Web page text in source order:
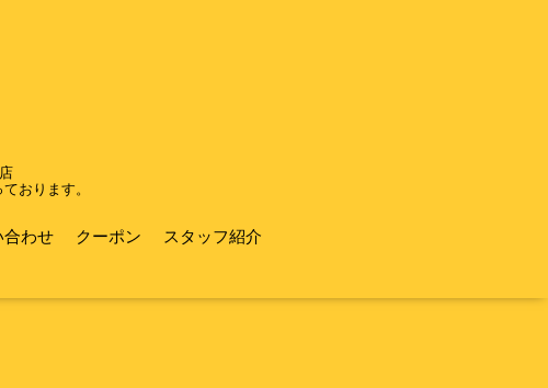
おります。
合わせ クーポン
スタッフ紹介